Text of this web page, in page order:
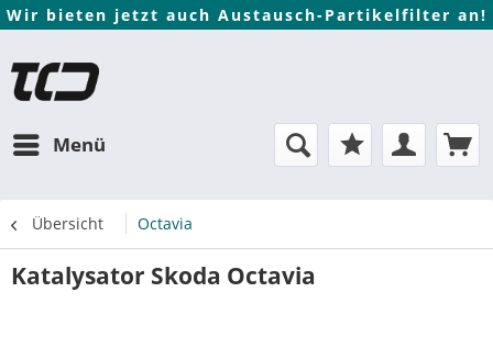
Wir bieten jetzt auch Austausch-Partikelfilter an!
Menü
Übersicht Octavia
Katalysator Skoda Octavia